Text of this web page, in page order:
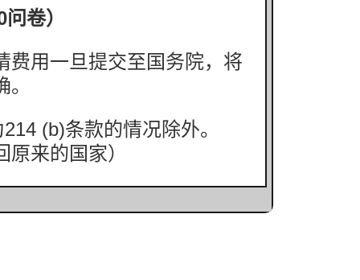
卷）
费用一旦提交至国务院，将
(b)条款的情况除外。
来的国家）